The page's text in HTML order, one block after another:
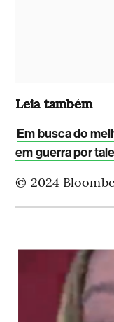
Leia também
Em busca do
em guerra por
© 2024